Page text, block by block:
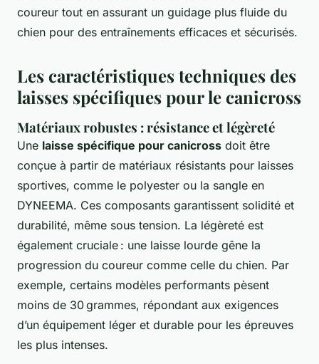
coureur tout en assurant un guidage plus fluide du
chien pour des entraînements efficaces et sécurisés.
Les caractéristiques techniques des
laisses spécifiques pour le canicross
Matériaux robustes : résistance et légèreté
Une laisse spécifique pour canicross doit être
conçue à partir de matériaux résistants pour laisses
sportives, comme le polyester ou la sangle en
DYNEEMA. Ces composants garantissent solidité et
durabilité, même sous tension. La légèreté est
également cruciale : une laisse lourde gêne la
progression du coureur comme celle du chien. Par
exemple, certains modèles performants pèsent
moins de 30 grammes, répondant aux exigences
d’un équipement léger et durable pour les épreuves
les plus intenses.